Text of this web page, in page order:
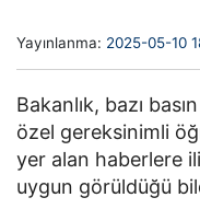
Yayınlanma: 2025-05-10
Bakanlık, bazı
özel gereksinimli
yer alan haberlere
uygun görüldüğü